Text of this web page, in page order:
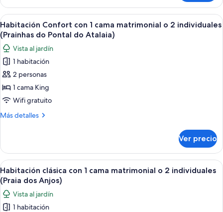
cuádruple
familiar
(Praia
Grande)
Abrir
todas
las
fotos
de
Habitación
Confort
con
1
o
individuales
(Prainhas
do
Pontal
Una cama bien hecha con ropa
10
Habitación Confort con 1 cama matrimonial o 2 individuales
(Prainhas do Pontal do Atalaia)
Vista al jardín
1 habitación
2 personas
1 cama King
Wifi gratuito
Más detalles
Más
Confort
con
1
cama
matrimonial
o
2
Ver precio
Abrir
todas
las
fotos
Un dormitorio con una cama, una
4
Habitación clásica con 1 cama matrimonial o 2 individuales
(Praia dos Anjos)
Vista al jardín
1 habitación